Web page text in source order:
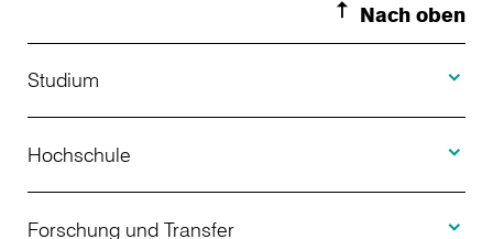
Nach oben
Studium
Studienangebot
Bewerbung
Hochschule
Über uns
Forschung und Transfer